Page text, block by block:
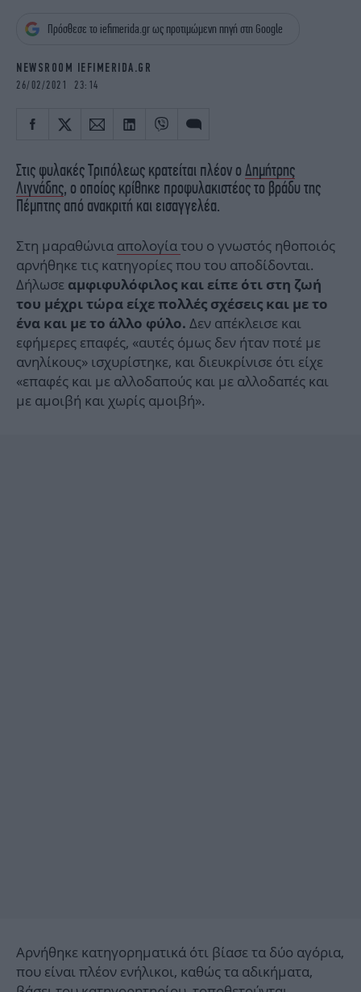
OSCARS
THE OCEAN
Πρόσθεσε το iefimerida.gr ως προτιμώμενη πηγή στη Google
NEWSROOM IEFIMERIDA.GR
26/02/2021 23:14
Στις φυλακές Τριπόλεως κρατείται πλέον ο Δημήτρης
Λιγνάδης, ο οποίος κρίθηκε προφυλακιστέος το βράδυ της
Πέμπτης από ανακριτή και εισαγγελέα.
Στη μαραθώνια απολογίατου ο γνωστός ηθοποιός
αρνήθηκε τις κατηγορίες που του αποδίδονται.
Δήλωσε αμφιφυλόφιλος και είπε ότι στη ζωή
του μέχρι τώρα είχε πολλές σχέσεις και με το
ένα και με το άλλο φύλο. Δεν απέκλεισε και
εφήμερες επαφές, «αυτές όμως δεν ήταν ποτέ με
ανηλίκους» ισχυρίστηκε, και διευκρίνισε ότι είχε
«επαφές και με αλλοδαπούς και με αλλοδαπές και
με αμοιβή και χωρίς αμοιβή».
Αρνήθηκε κατηγορηματικά ότι βίασε τα δύο αγόρια,
που είναι πλέον ενήλικοι, καθώς τα αδικήματα,